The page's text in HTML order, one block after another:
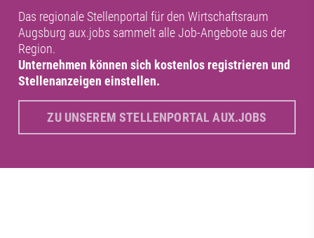
Das regionale Stellenportal für den Wirtschaftsraum
Augsburg aux.jobs sammelt alle Job-Angebote aus der
Region.
Unternehmen können sich kostenlos registrieren und
Stellenanzeigen einstellen.
ZU UNSEREM STELLENPORTAL AUX.JOBS